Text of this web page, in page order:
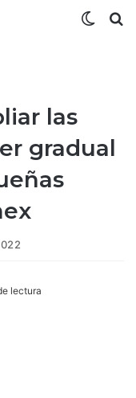
las
gradual
lectura